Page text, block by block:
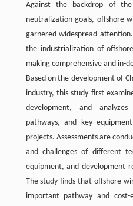
Against the backdrop of
neutralization goals, offshore
garnered widespread
the industrialization of
making comprehensive and in-
Based on the development of
industry, this study first
development, and
pathways, and key
projects. Assessments are
and challenges of different
equipment, and development
The study finds that offshore
important pathway and